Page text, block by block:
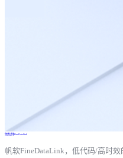
免费试用FineDataLink
帆软FineDataLink，低代码/高时